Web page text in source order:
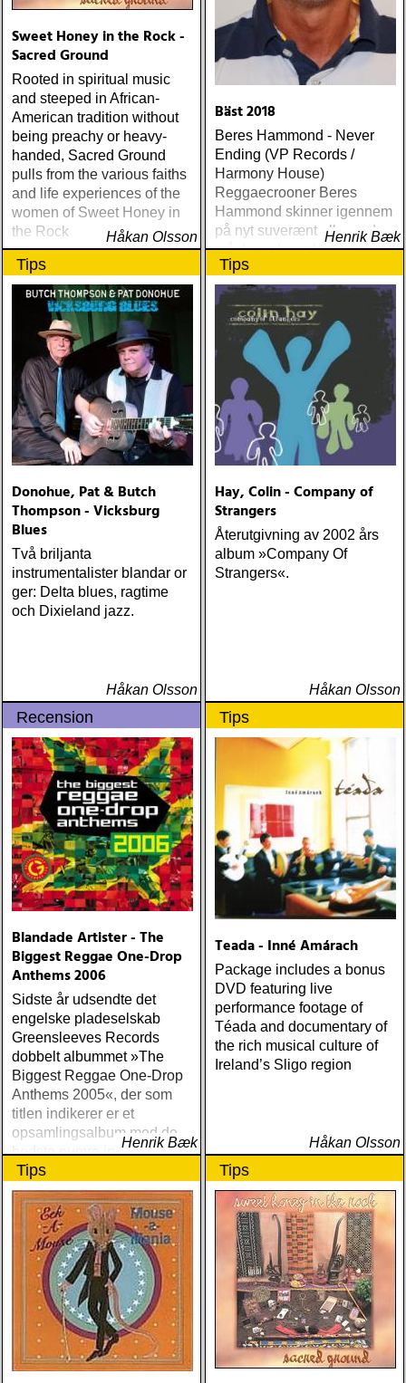
AMERICA/BYRDS/
maplewood : yeti boombox
(tapete) ÅRETS
SUPERGRUPP: monsters
of folk : monsters of folk
(rough trade) ÅRETS T-
moonalice : moonalice (a
minor label) ÅRETS
STÖRSTA, VÄRSTA,
TYNGSTA & DYRASTE:
neil young : archives
(reprise) ÅRETS GRAM &
EMMYLOU: sugarcane
jane : sugarcane jane
(admiral bean) ÅRETS FAB
FOUR: the beatles : mono
& stereo box (apple)
ÅRETS LIVE-DOKUMENT:
tom petty & the
heartbreakers : the live
anthology (reprise) ÅRETS
STUDIOÄSS: works
progress administration :
wpa (wpa records) ÅRETS
CÉLINE DION: zachary
richard : last kiss (artist
garage)
Sweet Honey in the Rock -
Sacred Ground
Rooted in spiritual music
and steeped in African-
American tradition without
being preachy or heavy-
handed, Sacred Ground
pulls from the various faiths
and life experiences of the
women of Sweet Honey in
the Rock
Håkan Olsson
Bäst 2018
Beres Hammond - Never
Ending (VP Records /
Harmony House)
Reggaecrooner Beres
Hammond skinner igennem
på nyt suverænt album, der
måske er hans bedste
gennem tiderne
Henrik Bæk
Tips
Donohue, Pat & Butch
Thompson - Vicksburg
Blues
Två briljanta
instrumentalister blandar or
ger: Delta blues, ragtime
och Dixieland jazz.
Håkan Olsson
Tips
Hay, Colin - Company of
Strangers
Återutgivning av 2002 års
album »Company Of
Strangers«.
Håkan Olsson
Recension
Blandade Artister - The
Biggest Reggae One-Drop
Anthems 2006
Sidste år udsendte det
engelske pladeselskab
Greensleeves Records
dobbelt albummet »The
Biggest Reggae One-Drop
Anthems 2005«, der som
titlen indikerer er et
opsamlingsalbum med de
bedste numre indenfor den
populære reggaestil kaldet
one-drop
Henrik Bæk
Tips
Teada - Inné Amárach
Package includes a bonus
DVD featuring live
performance footage of
Téada and documentary of
the rich musical culture of
Ireland’s Sligo region
Håkan Olsson
Tips Tips